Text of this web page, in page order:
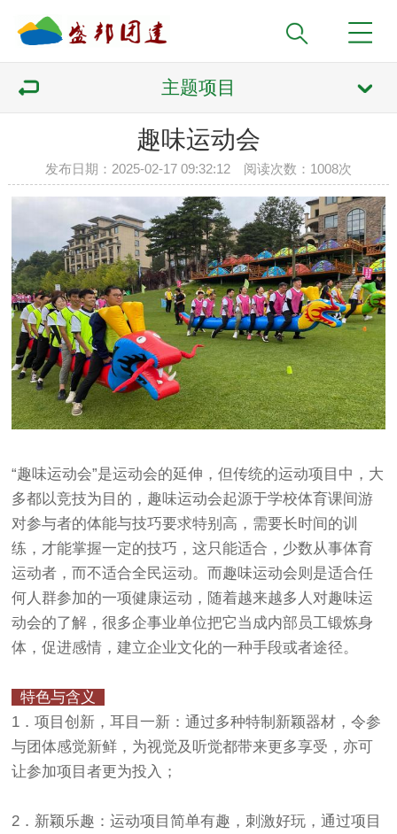
主题项目
趣味运动会
发布日期：2025-02-17 09:32:12 阅读次数： 1008次
“趣味运动会”是运动会的延伸，但传统的运动项目中，大
多都以竞技为目的，趣味运动会起源于学校体育课间游
对参与者的体能与技巧要求特别高，需要长时间的训
练，才能掌握一定的技巧，这只能适合，少数从事体育
运动者，而不适合全民运动。而趣味运动会则是适合任
何人群参加的一项健康运动，随着越来越多人对趣味运
动会的了解，很多企事业单位把它当成内部员工锻炼身
体，促进感情，建立企业文化的一种手段或者途径。
特色与含义
1．项目创新，耳目一新：通过多种特制新颖器材，令参
与团体感觉新鲜，为视觉及听觉都带来更多享受，亦可
让参加项目者更为投入；
2．新颖乐趣：运动项目简单有趣，刺激好玩，通过项目